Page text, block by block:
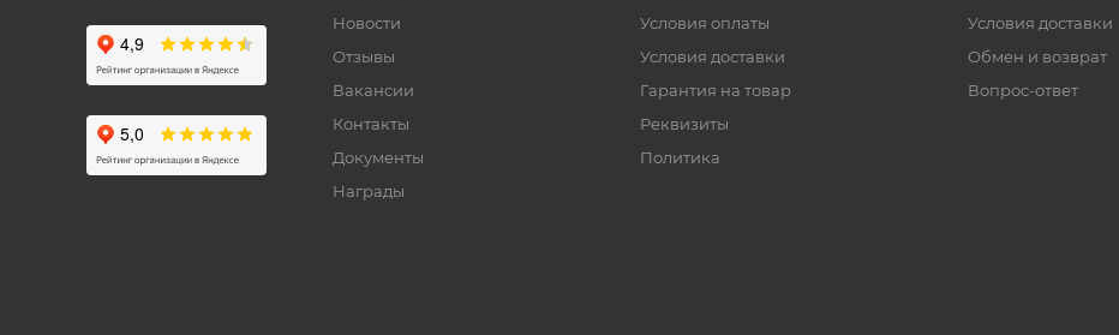
Новости
Отзывы
Вакансии
Контакты
Документы
Награды
Условия оплаты
Условия доставки
Гарантия на товар
Реквизиты
Политика
Условия доставки
Обмен и возврат
Вопрос-ответ